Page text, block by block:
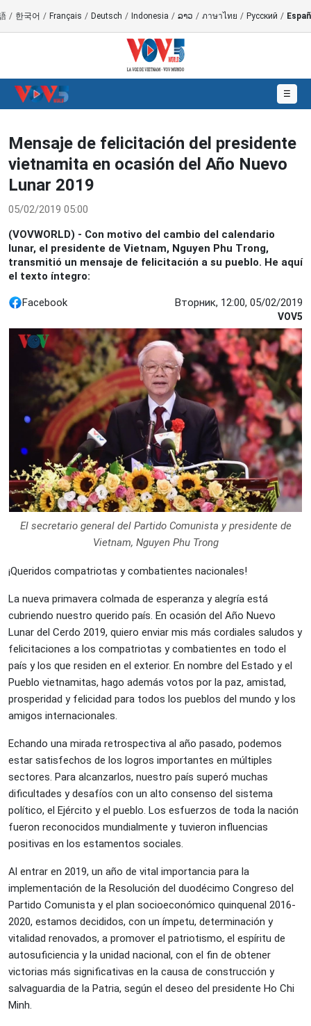
/ 한국어 / Français / Deutsch / Indonesia / ລາວ / ภาษาไทย / Русский /
☰
Mensaje de felicitación del presidente
vietnamita en ocasión del Año Nuevo
Lunar 2019
05/02/2019 05:00
(VOVWORLD) - Con motivo del cambio del calendario
lunar, el presidente de Vietnam, Nguyen Phu Trong,
transmitió un mensaje de felicitación a su pueblo. He aquí
el texto íntegro:
Facebook Вторник, 12:00, 05/02/2019
VOV5
El secretario general del Partido Comunista y presidente de
Vietnam, Nguyen Phu Trong
¡Queridos compatriotas y combatientes nacionales!
La nueva primavera colmada de esperanza y alegría está
cubriendo nuestro querido país. En ocasión del Año Nuevo
Lunar del Cerdo 2019, quiero enviar mis más cordiales saludos y
felicitaciones a los compatriotas y combatientes en todo el
país y los que residen en el exterior. En nombre del Estado y el
Pueblo vietnamitas, hago además votos por la paz, amistad,
prosperidad y felicidad para todos los pueblos del mundo y los
amigos internacionales.
Echando una mirada retrospectiva al año pasado, podemos
estar satisfechos de los logros importantes en múltiples
sectores. Para alcanzarlos, nuestro país superó muchas
dificultades y desafíos con un alto consenso del sistema
político, el Ejército y el pueblo. Los esfuerzos de toda la nación
fueron reconocidos mundialmente y tuvieron influencias
positivas en los estamentos sociales.
Al entrar en 2019, un año de vital importancia para la
implementación de la Resolución del duodécimo Congreso del
Partido Comunista y el plan socioeconómico quinquenal 2016-
2020, estamos decididos, con un ímpetu, determinación y
vitalidad renovados, a promover el patriotismo, el espíritu de
autosuficiencia y la unidad nacional, con el fin de obtener
victorias más significativas en la causa de construcción y
salvaguardia de la Patria, según el deseo del presidente Ho Chi
Minh.